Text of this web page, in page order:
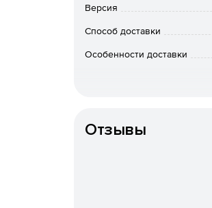
Безагентный
IPSentry может
Система оповещений и
Версия
Способ доставки
Особенности доставки
Отзывы